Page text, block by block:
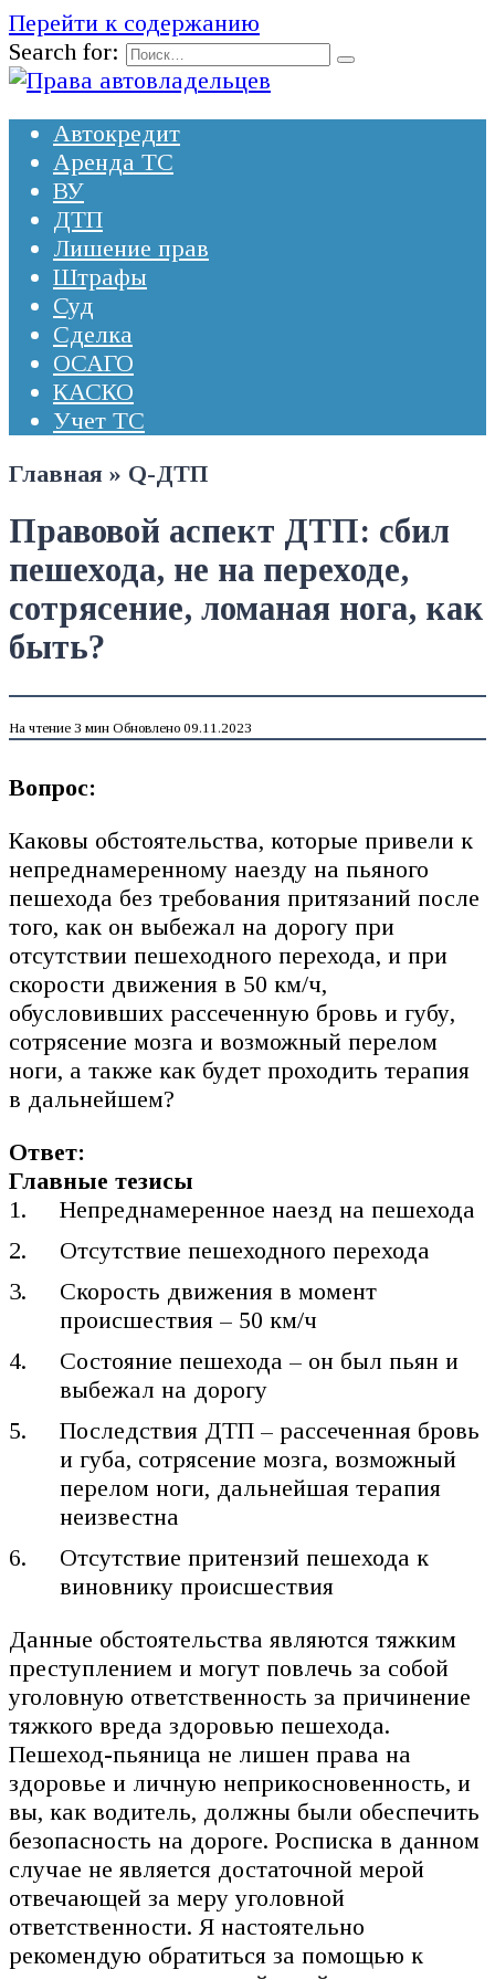
Перейти к содержанию
Search for:
Автокредит
Аренда ТС
ВУ
ДТП
Лишение прав
Штрафы
Суд
Сделка
ОСАГО
КАСКО
Учет ТС
Главная » Q-ДТП
Правовой аспект ДТП: сбил
пешехода, не на переходе,
сотрясение, ломаная нога, как
быть?
На чтение 3 мин Обновлено 09.11.2023
Вопрос:
Каковы обстоятельства, которые привели к
непреднамеренному наезду на пьяного
пешехода без требования притязаний после
того, как он выбежал на дорогу при
отсутствии пешеходного перехода, и при
скорости движения в 50 км/ч,
обусловивших рассеченную бровь и губу,
сотрясение мозга и возможный перелом
ноги, а также как будет проходить терапия
в дальнейшем?
Ответ:
Главные тезисы
Непреднамеренное наезд на пешехода
Отсутствие пешеходного перехода
Скорость движения в момент
происшествия – 50 км/ч
Состояние пешехода – он был пьян и
выбежал на дорогу
Последствия ДТП – рассеченная бровь
и губа, сотрясение мозга, возможный
перелом ноги, дальнейшая терапия
неизвестна
Отсутствие притензий пешехода к
виновнику происшествия
Данные обстоятельства являются тяжким
преступлением и могут повлечь за собой
уголовную ответственность за причинение
тяжкого вреда здоровью пешехода.
Пешеход-пьяница не лишен права на
здоровье и личную неприкосновенность, и
вы, как водитель, должны были обеспечить
безопасность на дороге. Росписка в данном
случае не является достаточной мерой
отвечающей за меру уголовной
ответственности. Я настоятельно
рекомендую обратиться за помощью к